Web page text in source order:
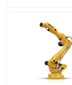
Produtos